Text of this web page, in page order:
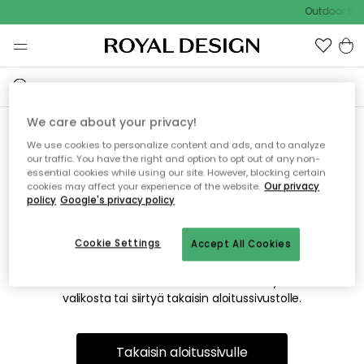
Outdoor
Emme valitettavasti löydä
etsimääsi sivua
Tämä voi johtua siitä, että sivua ei enää ole tai siitä, että se
on siirretty muualle. Pahoittelemme tästä mahdollisesti
valikosta tai siirtyä takaisin aloitussivustolle.
Takaisin aloitussivulle
We care about your privacy!
We use cookies to personalize content and ads, and to analyze
our traffic. You have the right and option to opt out of any non-
essential cookies while using our site. However, blocking certain
cookies may affect your experience of the website. Our privacy
policy Google's privacy policy
Accept All Cookies
Cookie Settings